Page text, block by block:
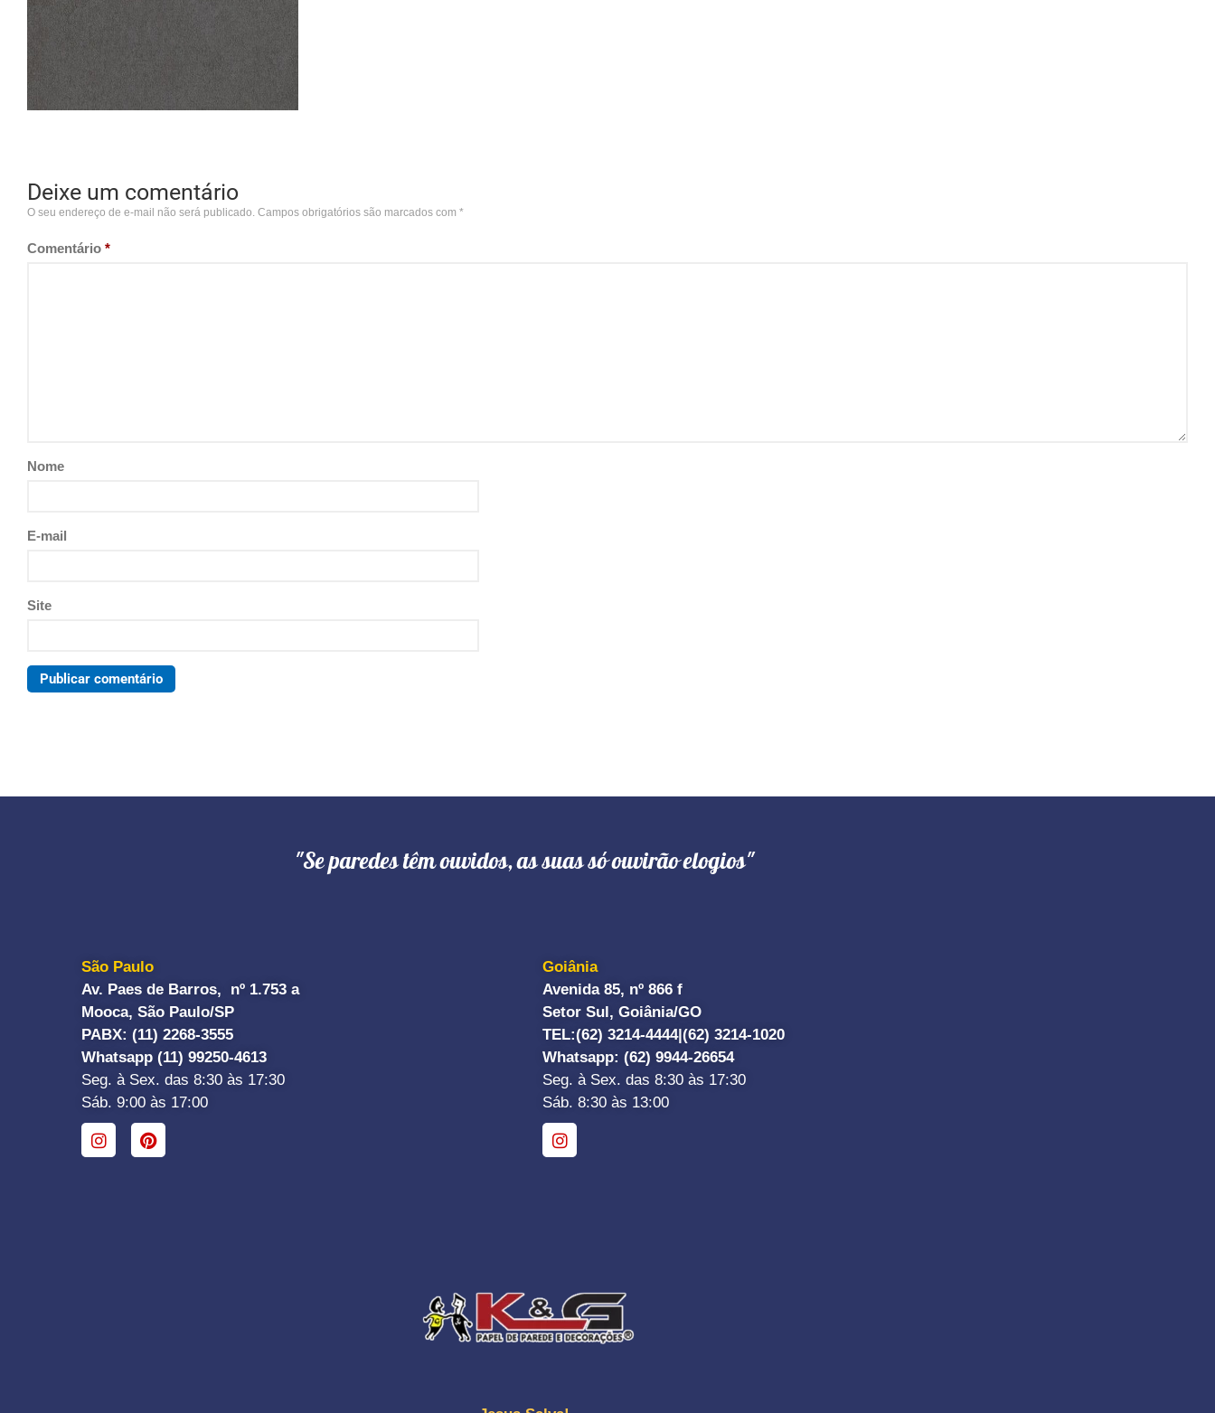
Deixe um comentário
O seu endereço de e-mail não será publicado. Campos obrigatórios são marcados com *
Comentário *
Nome
E-mail
Site
"Se paredes têm ouvidos, as suas só ouvirão elogios"
São Paulo
Av. Paes de Barros, nº 1.753 a
Mooca, São Paulo/SP
PABX: (11) 2268-3555
Whatsapp (11) 99250-4613
Seg. à Sex. das 8:30 às 17:30
Sáb. 9:00 às 17:00
Goiânia
Avenida 85, nº 866 f
Setor Sul, Goiânia/GO
TEL:(62) 3214-4444| (62) 3214-1020
Whatsapp: (62) 9944-26654
Seg. à Sex. das 8:30 às 17:30
Sáb. 8:30 às 13:00